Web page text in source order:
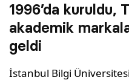
1996’da kuruldu,
akademik
geldi
İstanbul Bilgi